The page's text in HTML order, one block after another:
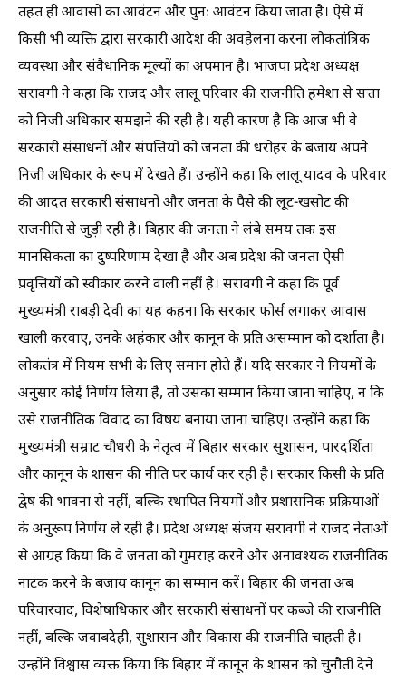
तहत ही आवासों का आवंटन और पुनः आवंटन किया जाता है। ऐसे में
किसी भी व्यक्ति द्वारा सरकारी आदेश की अवहेलना करना लोकतांत्रिक
व्यवस्था और संवैधानिक मूल्यों का अपमान है। ‎भाजपा प्रदेश अध्यक्ष
सरावगी ने कहा कि राजद और लालू परिवार की राजनीति हमेशा से सत्ता
को निजी अधिकार समझने की रही है। यही कारण है कि आज भी वे
सरकारी संसाधनों और संपत्तियों को जनता की धरोहर के बजाय अपने
निजी अधिकार के रूप में देखते हैं। ‎उन्होंने कहा कि लालू यादव के परिवार
की आदत सरकारी संसाधनों और जनता के पैसे की लूट-खसोट की
राजनीति से जुड़ी रही है। बिहार की जनता ने लंबे समय तक इस
मानसिकता का दुष्परिणाम देखा है और अब प्रदेश की जनता ऐसी
प्रवृत्तियों को स्वीकार करने वाली नहीं है। ‎‎सरावगी ने कहा कि पूर्व
मुख्यमंत्री राबड़ी देवी का यह कहना कि सरकार फोर्स लगाकर आवास
खाली करवाए, उनके अहंकार और कानून के प्रति असम्मान को दर्शाता है।
लोकतंत्र में नियम सभी के लिए समान होते हैं। यदि सरकार ने नियमों के
अनुसार कोई निर्णय लिया है, तो उसका सम्मान किया जाना चाहिए, न कि
उसे राजनीतिक विवाद का विषय बनाया जाना चाहिए। ‎उन्होंने कहा कि
मुख्यमंत्री सम्राट चौधरी के नेतृत्व में बिहार सरकार सुशासन, पारदर्शिता
और कानून के शासन की नीति पर कार्य कर रही है। सरकार किसी के प्रति
द्वेष की भावना से नहीं, बल्कि स्थापित नियमों और प्रशासनिक प्रक्रियाओं
के अनुरूप निर्णय ले रही है। प्रदेश अध्यक्ष संजय सरावगी ने राजद नेताओं
से आग्रह किया कि वे जनता को गुमराह करने और अनावश्यक राजनीतिक
नाटक करने के बजाय कानून का सम्मान करें। बिहार की जनता अब
परिवारवाद, विशेषाधिकार और सरकारी संसाधनों पर कब्जे की राजनीति
नहीं, बल्कि जवाबदेही, सुशासन और विकास की राजनीति चाहती है।
उन्होंने विश्वास व्यक्त किया कि बिहार में कानून के शासन को चुनौती देने